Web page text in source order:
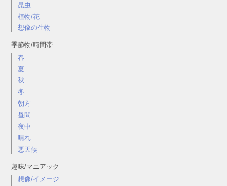
昆虫
植物/花
想像の生物
季節物/時間帯
春
夏
秋
冬
朝方
昼間
夜中
晴れ
悪天候
趣味/マニアック
想像/イメージ